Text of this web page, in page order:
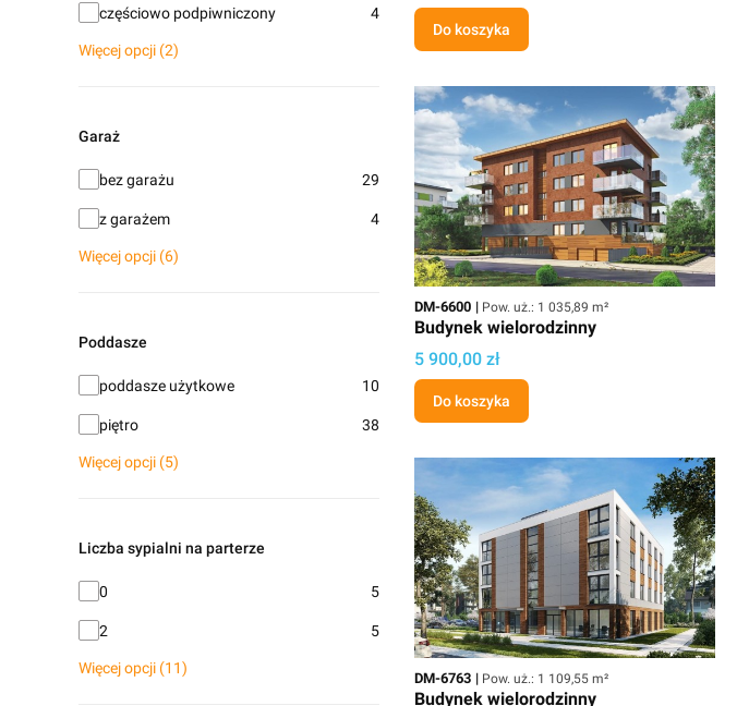
częściowo podpiwniczony 4
Więcej opcji (2)
Garaż
Garażbez garażu 29
z garażem 4
Więcej opcji (6)
Poddasze
Poddasze
poddasze użytkowe 10
piętro 38
Więcej opcji (5)
Liczba sypialni na parterze
Liczba sypialni na parterze
0 5
2 5
Więcej opcji (11)
Do koszyka
Kod
DM-6600 Powierzchnia użytkowa
Pow. uż.: 1 035,89 m²
Budynek wielorodzinny
Cena projektu
5 900,00 zł
Do koszyka
Kod
DM-6763 Powierzchnia użytkowa
Pow. uż.: 1 109,55 m²
Budynek wielorodzinny